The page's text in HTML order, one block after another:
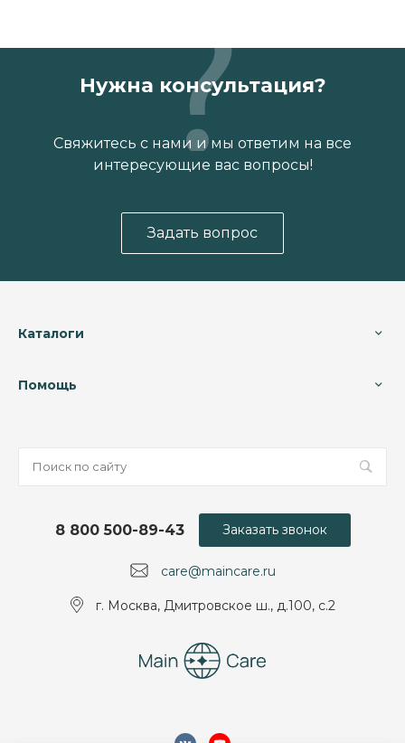
Нужна консультация?
Свяжитесь с нами и мы ответим на все
интересующие вас вопросы!
Задать вопрос
Каталоги
Помощь
care@maincare.ru
8 800 500-89-43
г. Москва, Дмитровское ш., д.100, с.2
Заказать звонок